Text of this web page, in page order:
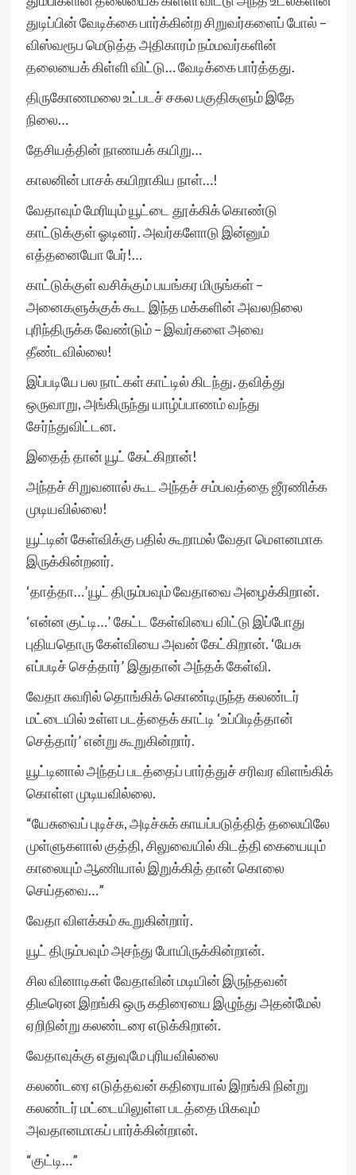
துடிப்பின் வேடிக்கை பார்க்கின்ற சிறுவர்களைப் போல் –
விஸ்வரூப மெடுத்த அதிகாரம் நம்மவர்களின்
தலையைக் கிள்ளி விட்டு… வேடிக்கை பார்த்தது.
திருகோணமலை உட்படச் சகல பகுதிகளும் இதே
நிலை…
தேசியத்தின் நாணயக் கயிறு…
காலனின் பாசக் கயிறாகிய நாள்…!
வேதாவும் மேரியும் யூட்டை தூக்கிக் கொண்டு
காட்டுக்குள் ஓடினர். அவர்களோடு இன்னும்
எத்தனையோ பேர்!…
காட்டுக்குள் வசிக்கும் பயங்கர மிருங்கள் –
அனைகளுக்குக் கூட இந்த மக்களின் அவலநிலை
புரிந்திருக்க வேண்டும் – இவர்களை அவை
தீண்டவில்லை!
இப்படியே பல நாட்கள் காட்டில் கிடந்து. தவித்து
ஒருவாறு, அங்கிருந்து யாழ்ப்பாணம் வந்து
சேர்ந்துவிட்டன.
இதைத் தான் யூட் கேட்கிறான்!
அந்தச் சிறுவனால் கூட அந்தச் சம்பவத்தை ஜீரணிக்க
முடியவில்லை!
யூட்டின் கேள்விக்கு பதில் கூறாமல் வேதா மௌனமாக
இருக்கின்றனர்.
‘தாத்தா…’யூட் திரும்பவும் வேதாவை அழைக்கிறான்.
‘என்ன குட்டி…’ கேட்ட கேள்வியை விட்டு இப்போது
புதியதொரு கேள்வியை அவன் கேட்கிறான். ‘யேசு
எப்படிச் செத்தார்’ இதுதான் அந்தக் கேள்வி.
வேதா சுவரில் தொங்கிக் கொண்டிருந்த கலண்டர்
மட்டையில் உள்ள படத்தைக் காட்டி ‘உப்பிடித்தான்
செத்தார்’ என்று கூறுகின்றார்.
யூட்டினால் அந்தப் படத்தைப் பார்த்துச் சரிவர விளங்கிக்
கொள்ள முடியவில்லை.
“யேசுவைப் புடிச்சு, அடிச்சுக் காயப்படுத்தித் தலையிலே
முள்ளுகளால் குத்தி, சிலுவையில் கிடத்தி கையையும்
காலையும் ஆணியால் இறுக்கித் தான் கொலை
செய்தவை…”
வேதா விளக்கம் கூறுகின்றார்.
யூட் திரும்பவும் அசந்து போயிருக்கின்றான்.
சில வினாடிகள் வேதாவின் மடியின் இருந்தவன்
திடீரென இறங்கி ஒரு கதிரையை இழுந்து அதன்மேல்
ஏறிநின்று கலண்டரை எடுக்கிறான்.
வேதாவுக்கு எதுவுமே புரியவில்லை
கலண்டரை எடுத்தவன் கதிரையால் இறங்கி நின்று
கலண்டர் மட்டையிலுள்ள படத்தை மிகவும்
அவதானமாகப் பார்க்கின்றான்.
“குட்டி…”